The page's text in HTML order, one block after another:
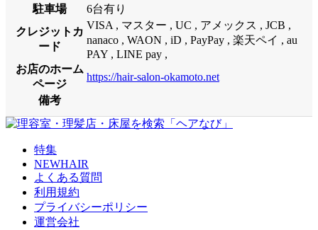
駐車場
6台有り
クレジットカ
ード
VISA , マスター , UC , アメックス , JCB ,
nanaco , WAON , iD , PayPay , 楽天ペイ , au
PAY , LINE pay ,
お店のホーム
ページ
https://hair-salon-okamoto.net
備考
特集
NEWHAIR
よくある質問
利用規約
プライバシーポリシー
運営会社